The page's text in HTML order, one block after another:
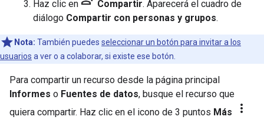
Haz clic en Compartir. Aparecerá el cuadro de
diálogo Compartir con personas y grupos.
Nota: También puedes seleccionar un botón para invitar a los
usuarios a ver o a colaborar, si existe ese botón.
Para compartir un recurso desde la página principal
Informes o Fuentes de datos, busque el recurso que
quiera compartir. Haz clic en el icono de 3 puntos Más more_vert